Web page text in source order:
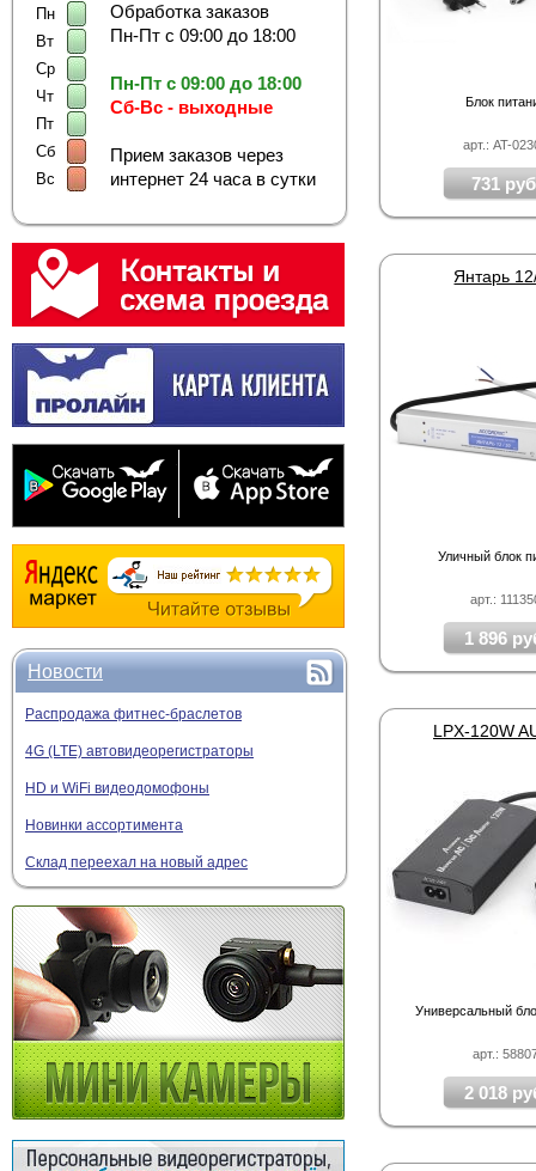
Пн
Вт
Ср
Чт
Пт
Сб
Вс
Обработка заказов
Пн-Пт с 09:00 до 18:00
Пн-Пт с 09:00 до 18:00
Сб-Вс - выходные
Прием заказов через
интернет 24 часа в сутки
Новости
Распродажа фитнес-браслетов
4G (LTE) автовидеорегистраторы
HD и WiFi видеодомофоны
Новинки ассортимента
Склад переехал на новый адрес
арт.: AT-
Блок
731
арт.:
Янтарь
Уличный блок
1 896
арт.:
LPX-120W
Универсальный
2 018